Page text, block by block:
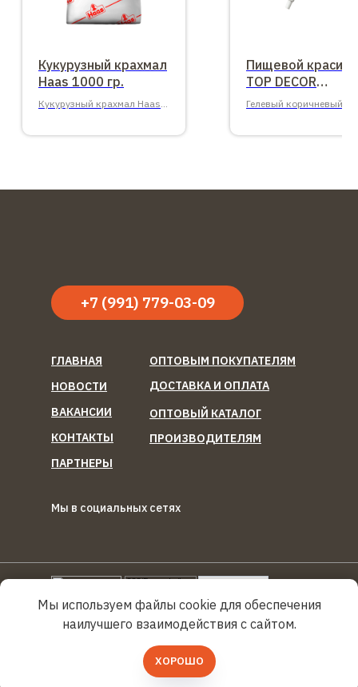
Кукурузный крахмал
Haas 1000 гр.
Кукурузный крахмал Haas
Пищевой
TOP DECOR​
коричневый
Гелевый коричневый
Мы используем файлы cookie для обеспечения
наилучшего взаимодействия с сайтом.
ХОРОШО
Мы в социальных сетях
© 2019–2025 Березка Фуд
ГЛАВНАЯ
НОВОСТИ
ВАКАНСИИ
КОНТАКТЫ
ПАРТНЕРЫ
ОПТОВЫМ ПОКУПАТЕЛЯМ
ДОСТАВКА И ОПЛАТА
ОПТОВЫЙ КАТАЛОГ
ПРОИЗВОДИТЕЛЯМ
ООО "Березка Фуд"
+7 (991) 779-03-09